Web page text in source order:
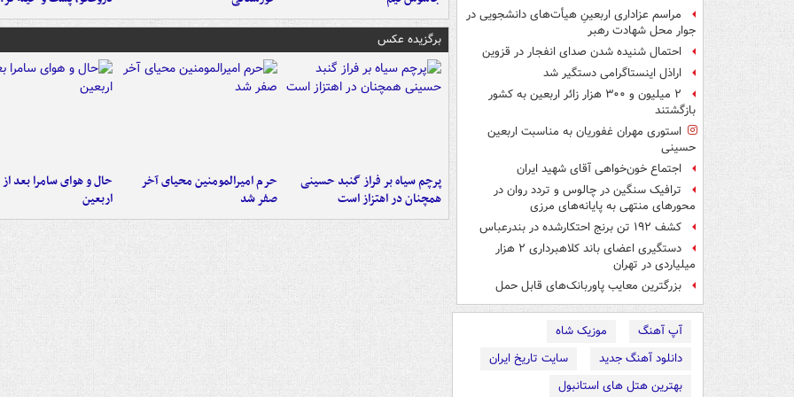
مراسم عزاداری اربعینِ هیأت‌های دانشجویی در
جوار محل شهادت رهبر
احتمال شنیده شدن صدای انفجار در قزوین
اراذل اینستاگرامی دستگیر شد
۲ میلیون و ۳۰۰ هزار زائر اربعین به کشور
بازگشتند
استوری مهران غفوریان به مناسبت اربعین
حسینی
اجتماع خون‌خواهی آقای شهید ایران
ترافیک سنگین در چالوس و تردد روان در
محورهای منتهی به پایانه‌های مرزی
کشف ۱۹۲ تن برنج احتکارشده در بندرعباس
دستگیری اعضای باند کلاهبرداری ۲ هزار
میلیاردی در تهران
بزرگترین معایب پاوربانک‌های قابل حمل
آپ آهنگ
موزیک شاه
دانلود آهنگ جدید
سایت تاریخ ایران
بهترین هتل های استانبول
برگزیده عکس
پرچم سیاه بر فراز گنبد حسینی
همچنان در اهتزاز است
حرم امیرالمومنین محیای آخر
صفر شد
حال و هوای سامرا بعد از
اربعین